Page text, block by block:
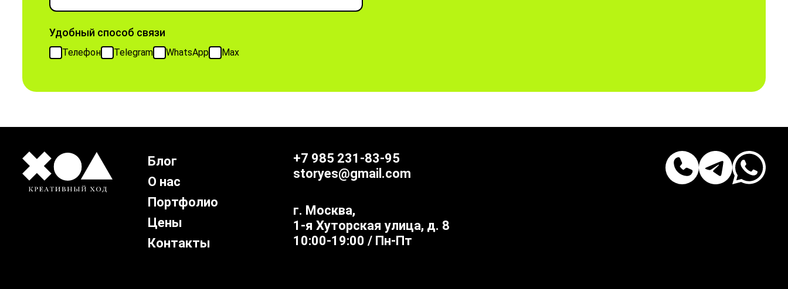
Удобный способ связи
Телефон Telegram WhatsApp Max
Блог
О нас
Портфолио
Цены
Контакты
+7 985 231-83-95
storyes@gmail.com
г. Москва,
1-я Хуторская улица, д. 8
10:00-19:00 / Пн-Пт